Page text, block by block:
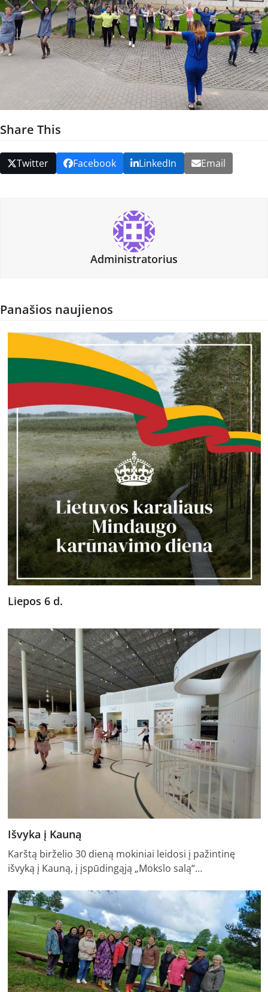
Share This
Twitter Facebook LinkedIn Email
Administratorius
Panašios naujienos
Liepos 6 d.
Išvyka į Kauną
Karštą birželio 30 dieną mokiniai leidosi į pažintinę
išvyką į Kauną, į įspūdingąją „Mokslo salą“…